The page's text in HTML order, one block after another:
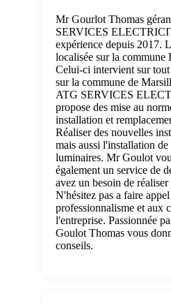
Mr Gourlot Thomas
SERVICES
expérience depuis 2017.
localisée sur la commune
Celui-ci intervient sur tout
sur la commune de
ATG SERVICES
propose des mise au
installation et
Réaliser des nouvelles
mais aussi l'installation
luminaires. Mr Goulot
également un service de
avez un besoin de
N'hésitez pas a faire appel
professionnalisme et aux
l'entreprise. Passionnée
Goulot Thomas vous
conseils.